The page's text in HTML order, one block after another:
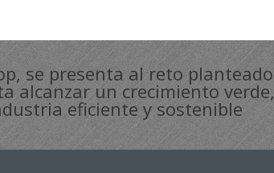
se presenta al reto planteado
alcanzar un crecimiento verde,
eficiente y sostenible